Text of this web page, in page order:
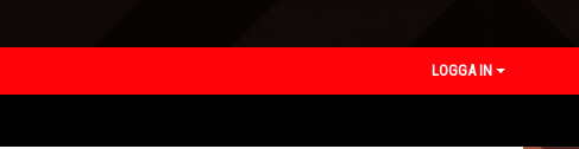
LOGGA IN